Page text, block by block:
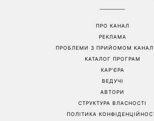
ПРО КАНАЛ
РЕКЛАМА
ПРОБЛЕМИ З ПРИЙОМОМ
КАТАЛОГ ПРОГРАМ
КАР’ЄРА
ВЕДУЧІ
АВТОРИ
СТРУКТУРА ВЛАСНОСТІ
ПОЛІТИКА